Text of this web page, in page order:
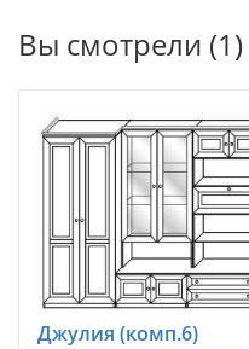
Вы смотрели (1)
Джулия (комп.6)